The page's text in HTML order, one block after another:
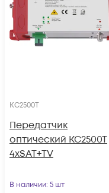
KC2500T
Передатчик
оптический KC2500T
4хSAT+TV
В наличии: 5 шт